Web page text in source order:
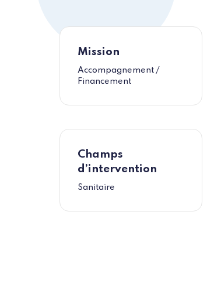
Mission
Accompagnement /
Financement
Champs
d’intervention
Sanitaire